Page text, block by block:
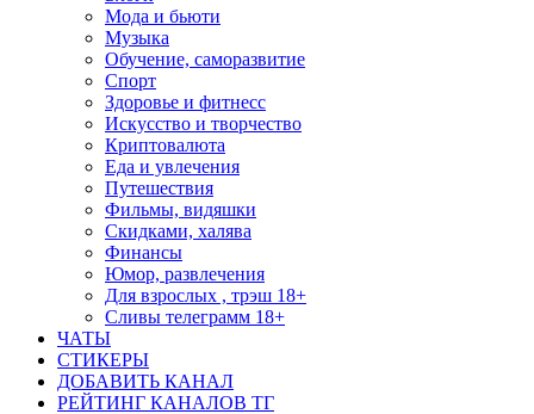
Мода и бьюти
Музыка
Обучение, саморазвитие
Спорт
Здоровье и фитнесс
Искусство и творчество
Криптовалюта
Еда и увлечения
Путешествия
Фильмы, видяшки
Скидками, халява
Финансы
Юмор, развлечения
Для взрослых , трэш 18+
Сливы телеграмм 18+
ЧАТЫ
СТИКЕРЫ
ДОБАВИТЬ КАНАЛ
РЕЙТИНГ КАНАЛОВ ТГ